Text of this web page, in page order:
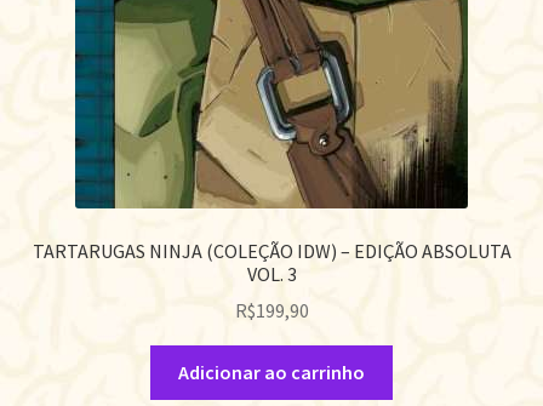
TARTARUGAS NINJA (COLEÇÃO IDW) – EDIÇÃO ABSOLUTA
VOL. 3
R$199,90
Adicionar ao carrinho